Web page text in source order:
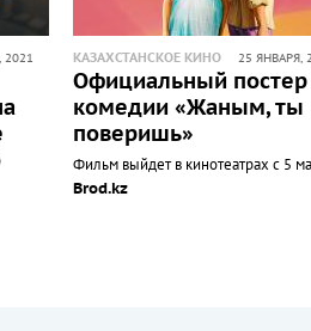
2021 КАЗАХСТАНСКОЕ КИНО 25 ЯНВАРЯ,
Официальный постер
комедии «Жаным, ты
поверишь»
Фильм выйдет в кинотеатрах с 5
Brod.kz